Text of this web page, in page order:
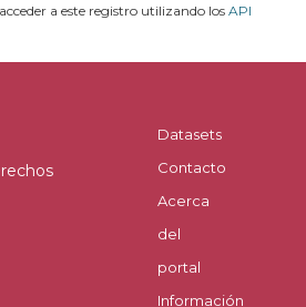
a este registro utilizando los API
Datasets
Contacto
Acerca
del
portal
Información